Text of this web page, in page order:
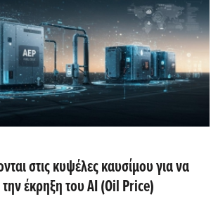
στις κυψέλες καυσίμου για να
έκρηξη του AI (Oil Price)